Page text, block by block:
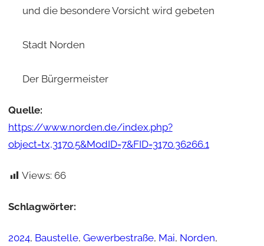
und die besondere Vorsicht wird gebeten
Stadt Norden
Der Bürgermeister
Quelle:
https://www.norden.de/index.php?
object=tx,3170.5&ModID=7&FID=3170.36266.1
Views: 66
Schlagwörter:
2024, Baustelle, Gewerbestraße, Mai, Norden